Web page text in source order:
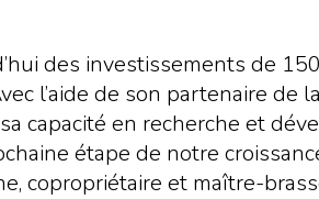
des investissements de
l’aide de son partenaire de
capacité en recherche et
étape de notre
copropriétaire et maître-